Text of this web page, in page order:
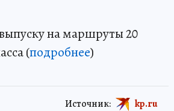
на маршруты 20
(подробнее)
Источник: kp.ru